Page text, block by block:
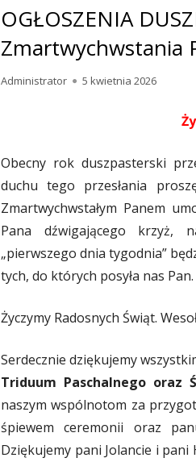
OGŁOSZENIA
Zmartwychwstania
Autor
Administrator Opublikowano
5 kwietnia 2026
Obecny rok duszpasterski
duchu tego przesłania
Zmartwychwstałym Panem
Pana dźwigającego krzyż,
„pierwszego dnia tygodnia”
tych, do których posyła nas Pan.
Życzymy Radosnych Świąt.
Serdecznie dziękujemy
Triduum Paschalnego oraz
naszym wspólnotom za
śpiewem ceremonii oraz
Dziękujemy pani Jolancie i